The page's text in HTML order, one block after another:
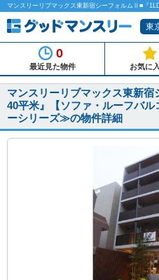
東
0
最近見た物件 お気に
マンスリーリブマックス東新
40平米』【ソファ・ルーフバ
ーシリーズ≫の物件詳細